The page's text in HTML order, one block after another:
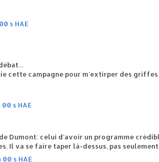
s HAE
cette campagne pour m'extirper des griffes
s HAE
Dumont: celui d'avoir un programme
Il va se faire taper là-dessus, pas
s HAE